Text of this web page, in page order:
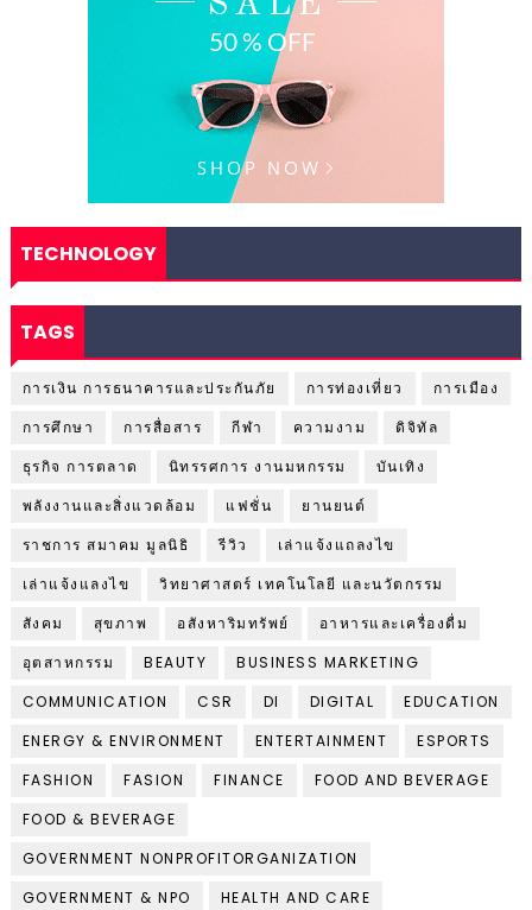
TECHNOLOGY
TAGS
การเงิน การธนาคารและประกันภัย การท่องเที่ยว
การเมือง
การศึกษา
การสื่อสาร กีฬา ความงาม
ดิจิทัล
ธุรกิจ การตลาด
นิทรรศการ งานมหกรรม
บันเทิง
พลังงานและสิ่งแวดล้อม
แฟชั่น
ยานยนต์
ราชการ สมาคม มูลนิธิ
รีวิว
เล่าแจ้งแถลงไข
เล่าแจ้งแลงไข
วิทยาศาสตร์ เทคโนโลยี และนวัตกรรม
สังคม
สุขภาพ อสังหาริมทรัพย์
อาหารและเครื่องดื่ม
อุตสาหกรรม
BEAUTY
BUSINESS MARKETING
COMMUNICATION
CSR DI DIGITAL
EDUCATION
ENERGY & ENVIRONMENT
ENTERTAINMENT
ESPORTS
FASHION
FASION FINANCE
FOOD AND BEVERAGE
FOOD & BEVERAGE
GOVERNMENT NONPROFITORGANIZATION
GOVERNMENT & NPO
HEALTH AND CARE